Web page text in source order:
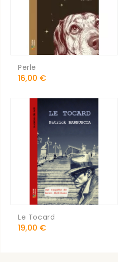
Perle
Prix
16,00 €
Le Tocard
Prix
19,00 €